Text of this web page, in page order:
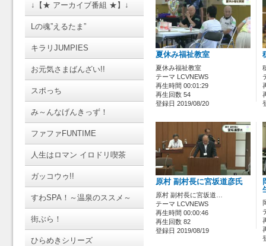
↓【★ アーカイブ番組 ★】↓
Lの魂”えるたま”
キラリJUMPIES
お元気さまばんざい!!
スポっち
み～んなげんきっず！
ファファFUNTIME
人生はロマン イロドリ喫茶
ガッコウゥ!!
すわSPA！～温泉のススメ～
街ぶら！
ひらめきシリーズ
夏休み福祉教室
夏休み福祉教室
テーマ LCVNEWS
再生時間 00:01:29
再生回数 54
登録日 2019/08/20
原村 副村長に宮坂道彦氏
原村 副村長に宮坂道…
テーマ LCVNEWS
再生時間 00:00:46
再生回数 82
登録日 2019/08/19